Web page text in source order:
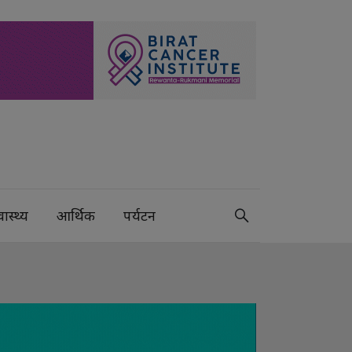
आर्थिक पर्यटन